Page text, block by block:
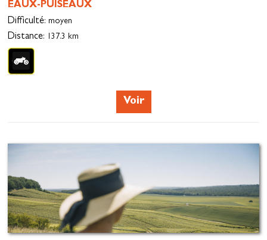
EAUX-PUISEAUX
Difficulté: moyen
Distance: 137.3 km
Voir